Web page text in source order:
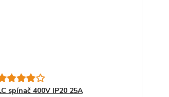
spínač 400V IP20 25A